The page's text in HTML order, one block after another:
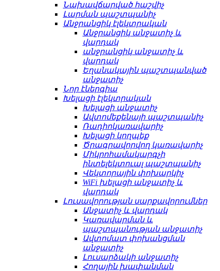
Նախավճարված հաշվիչ
Լարման պաշտպանիչ
Անջրանցիկ էլեկտրական
Անջրանցիկ անջատիչ և
վարդակ
անջրանցիկ անջատիչ և
վարդակ
Եղանակային պաշտպանված
անջատիչ
Նոր էներգիա
Խելացի էլեկտրական
Խելացի անջատիչ
Ավտոմեքենայի պաշտպանիչ
Ռադիոկառավարիչ
Խելացի կողպեք
Ծրագրավորվող կառավարիչ
Միկրոհամակարգչի
ինտելեկտուալ պաշտպանիչ
Վեկտորային փոխարկիչ
WiFi խելացի անջատիչ և
վարդակ
Լուսավորության սարքավորումներ
Անջատիչ և վարդակ
Կառավարման և
պաշտպանության անջատիչ
Ավտոմատ փոխանցման
անջատիչ
Լուսարձակի անջատիչ
Հողային խափանման